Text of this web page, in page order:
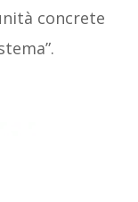
concrete